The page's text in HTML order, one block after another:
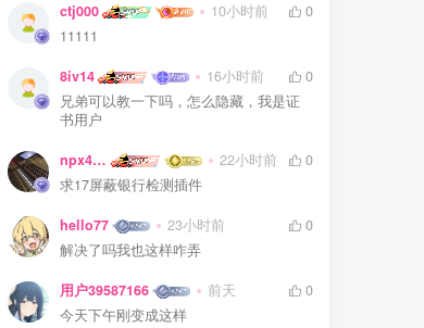
ctj000 10小时前
0
11111
8iv14 16小时前
0
兄弟可以教一下吗，怎么隐藏，我是证
书用户
npx475805841 22小时前
0
求17屏蔽银行检测插件
hello77 23小时前
0
解决了吗我也这样咋弄
用户39587166 前天
0
今天下午刚变成这样